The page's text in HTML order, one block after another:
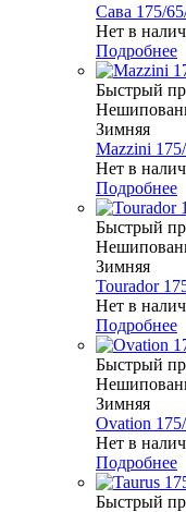
Сава 175/
Нет в
Подробнее
Быстрый
Зимняя
Mazzini
Нет в
Подробнее
Быстрый
Зимняя
Tourador
Нет в
Подробнее
Быстрый
Зимняя
Ovation
Нет в
Подробнее
Быстрый